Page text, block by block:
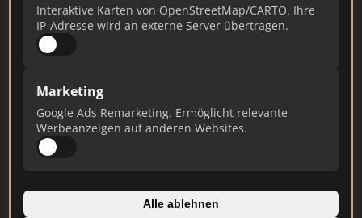
Interaktive Karten von OpenStreetMap/CARTO. Ihre
IP-Adresse wird an externe Server übertragen.
Marketing
Google Ads Remarketing. Ermöglicht relevante
Werbeanzeigen auf anderen Websites.
Alle ablehnen
# MAKLER / FIRMA
1 immobilienscout24.de
Immobilienplattform
782